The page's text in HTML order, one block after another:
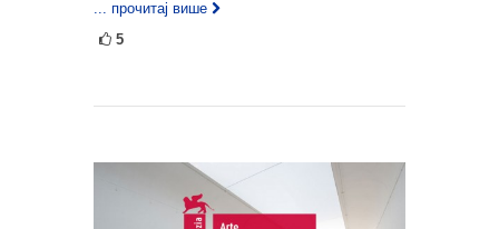
... прочитај више
5